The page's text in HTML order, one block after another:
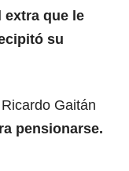
extra que le
su
Gaitán
pensionarse.